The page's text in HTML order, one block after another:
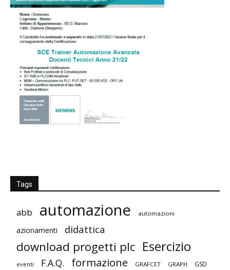
Tags
abb automazione automazioni
azionamenti didattica
download progetti plc Esercizio
eventi F.A.Q. formazione GRAFCET GRAPH GSD